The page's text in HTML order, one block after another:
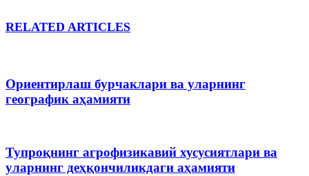
RELATED ARTICLES
Ориентирлаш бурчаклари ва уларнинг
географик аҳамияти
Тупроқнинг агрофизикавий хусусиятлари ва
уларнинг деҳқончиликдаги аҳамияти